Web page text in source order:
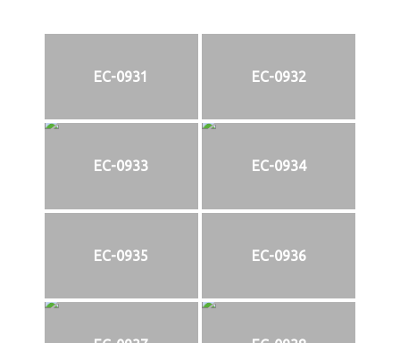
EC-0931 EC-0932
EC-0933 EC-0934
EC-0935 EC-0936